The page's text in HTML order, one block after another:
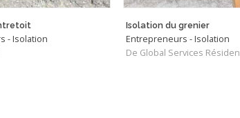
- Isolation
Isolation du grenier
Entrepreneurs - Isolation